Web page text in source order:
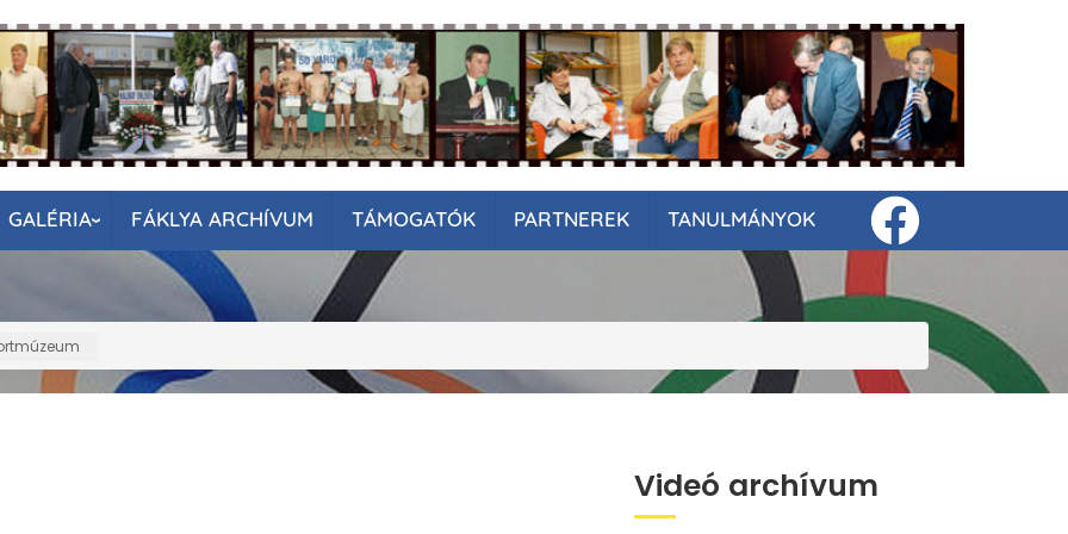
GALÉRIA FÁKLYA ARCHÍVUM TÁMOGATÓK PARTNEREK TANULMÁNYOK
Videó archívum